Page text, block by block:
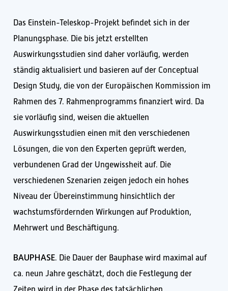
Das Einstein-Teleskop-Projekt befindet sich in der
Planungsphase. Die bis jetzt erstellten
Auswirkungsstudien sind daher vorläufig, werden
ständig aktualisiert und basieren auf der Conceptual
Design Study, die von der Europäischen Kommission im
Rahmen des 7. Rahmenprogramms finanziert wird. Da
sie vorläufig sind, weisen die aktuellen
Auswirkungsstudien einen mit den verschiedenen
Lösungen, die von den Experten geprüft werden,
verbundenen Grad der Ungewissheit auf. Die
verschiedenen Szenarien zeigen jedoch ein hohes
Niveau der Übereinstimmung hinsichtlich der
wachstumsfördernden Wirkungen auf Produktion,
Mehrwert und Beschäftigung.
BAUPHASE. Die Dauer der Bauphase wird maximal auf
ca. neun Jahre geschätzt, doch die Festlegung der